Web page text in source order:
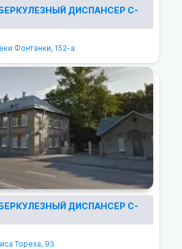
ДИСПАНСЕР С-
Фонтанки, 152-а
ДИСПАНСЕР С-
Тореза, 93